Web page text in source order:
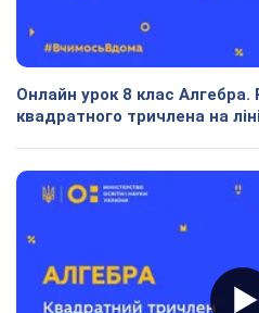
Онлайн урок 8 клас Алгебра.
квадратного тричлена на